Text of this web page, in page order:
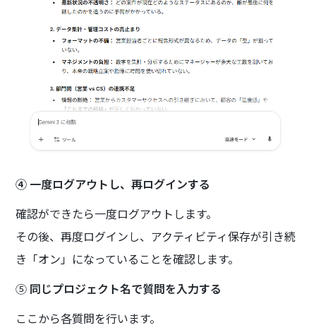
④ 一度ログアウトし、再ログインする
確認ができたら一度ログアウトします。
その後、再度ログインし、アクティビティ保存が引き続
き「オン」になっていることを確認します。
⑤ 同じプロジェクト名で質問を入力する
ここから各質問を行います。